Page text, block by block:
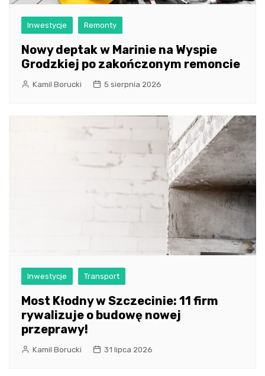
Inwestycje Remonty
Nowy deptak w Marinie na Wyspie
Grodzkiej po zakończonym remoncie
Kamil Borucki 5 sierpnia 2026
Inwestycje Transport
Most Kłodny w Szczecinie: 11 firm
rywalizuje o budowę nowej
przeprawy!
Kamil Borucki 31 lipca 2026